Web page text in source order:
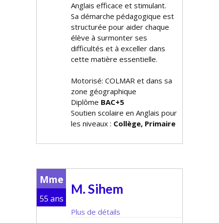
Anglais efficace et stimulant.
Sa démarche pédagogique est
structurée pour aider chaque
élève à surmonter ses
difficultés et à exceller dans
cette matière essentielle.
Motorisé: COLMAR et dans sa
zone géographique
Diplôme BAC+5
Soutien scolaire en Anglais pour
les niveaux : Collège, Primaire
Mme
55 ans
M. Sihem
Plus de détails